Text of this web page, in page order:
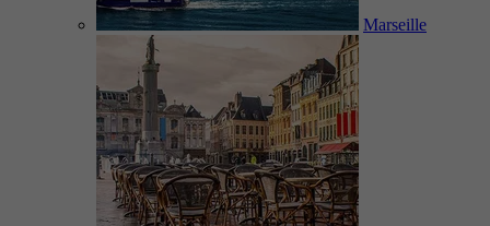
Marseille